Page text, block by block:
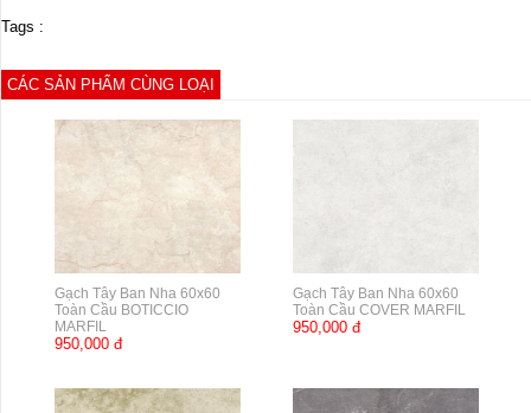
Tags :
CÁC SẢN PHẨM CÙNG LOẠI
Gạch Tây Ban Nha 60x60
Toàn Cầu BOTICCIO
MARFIL
950,000 đ
Gạch Tây Ban Nha 60x60
Toàn Cầu COVER MARFIL
950,000 đ